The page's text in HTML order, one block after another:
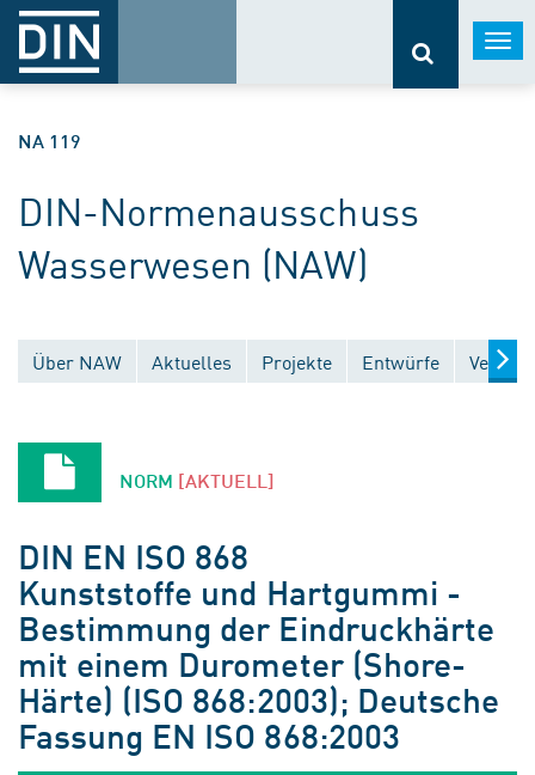
NA 119
DIN-Normenausschuss
Wasserwesen (NAW)
Über NAW Aktuelles Projekte Entwürfe
NORM [AKTUELL]
DIN EN ISO 868
Kunststoffe und Hartgummi -
Bestimmung der Eindruckhärte
mit einem Durometer (Shore-
Härte) (ISO 868:2003); Deutsche
Fassung EN ISO 868:2003